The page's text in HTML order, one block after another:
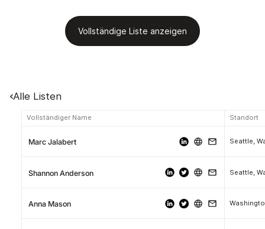
Vollständige Liste anzeigen
Alle Listen
Vollständiger Name Standort
Marc Jalabert Seattle,
Shannon Anderson Seattle,
Anna Mason